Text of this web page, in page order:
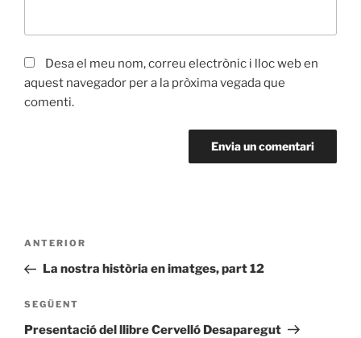
Desa el meu nom, correu electrònic i lloc web en
aquest navegador per a la pròxima vegada que
comenti.
Navegació
Entrada
anterior
ANTERIOR
La nostra història en imatges, part 12
Entrada
següent
SEGÜENT
Presentació del llibre Cervelló Desaparegut